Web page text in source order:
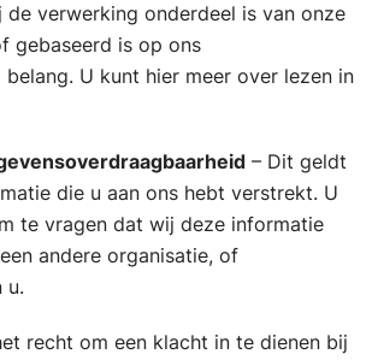
de verwerking onderdeel is van onze
gebaseerd is op ons
U kunt hier meer over lezen in
– Dit geldt
die u aan ons hebt verstrekt. U
te vragen dat wij deze informatie
andere organisatie, of
u.
recht om een klacht in te dienen bij